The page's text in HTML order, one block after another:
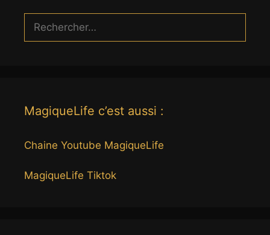
MagiqueLife c’est aussi :
Chaine Youtube MagiqueLife
MagiqueLife Tiktok